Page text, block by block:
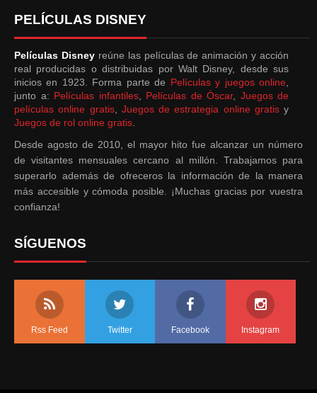
PELÍCULAS DISNEY
Películas Disneyreúne las películas de animación y acción
real producidas o distribuidas por Walt Disney, desde sus
inicios en 1923. Forma parte de Películas y juegos online
junto a: Películas infantiles, Películas de Óscar, Juegos de
películas online gratis, Juegos de estrategia online gratisy
Juegos de rol online gratis
Desde agosto de 2010, el mayor hito fue alcanzar un número
de visitantes mensuales cercano al millón. Trabajamos para
superarlo además de ofreceros la información de la manera
más accesible y cómoda posible. ¡Muchas gracias por vuestra
confianza!
SÍGUENOS
Rss Feed Twitter Facebook Instagram